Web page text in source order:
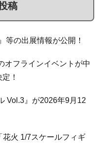
稿
等の出展情報が公開！
オフラインイベントが中
！
Vol.3』が2026年9月12
花火 1/7スケールフィギ